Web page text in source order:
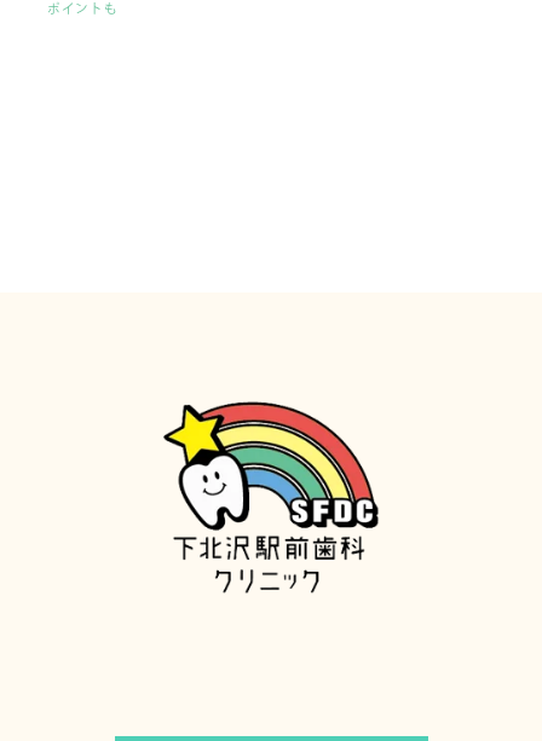
ポイントも